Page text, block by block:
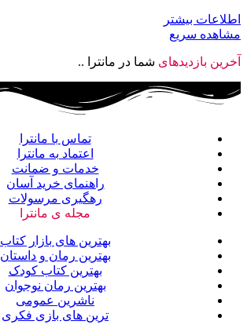
اطلاعات بیشتر
مشاهده سریع
آخرین بازدیدهای شما در مانترا ..
تماس با مانترا
اعتماد به مانترا
خدمات و ضمانت
راهنمای خرید آسان
رهگیری مرسولات
مجله ی مانترا
بهترین های بازار کتاب
بهترین رمان و داستان
بهترین کتاب کودک
بهترین رمان نوجوان
ناشرین عمومی
ترین های بازی فکری